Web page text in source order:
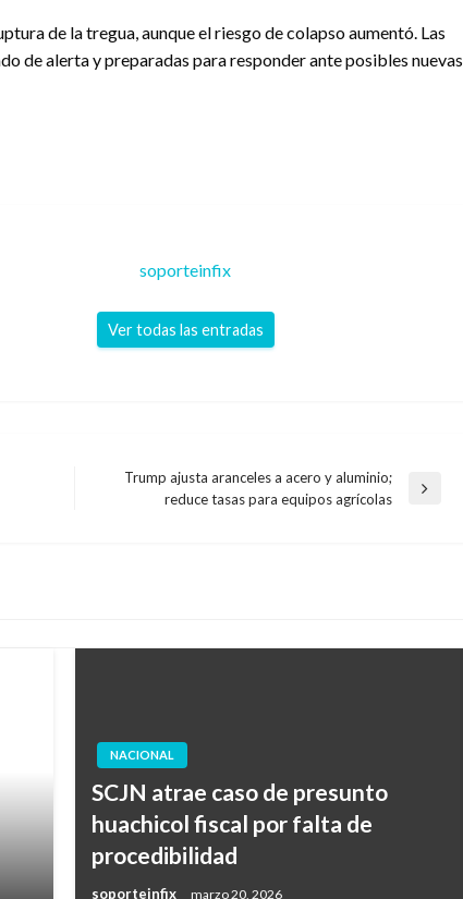
de la tregua, aunque el riesgo de colapso aumentó. Las
de alerta y preparadas para responder ante posibles nuevas
soporteinfix
Ver todas las entradas
Trump ajusta aranceles a acero y aluminio;
reduce tasas para equipos agrícolas
NACIONAL
SCJN atrae caso de presunto
huachicol fiscal por falta de
procedibilidad
soporteinfix marzo 20, 2026